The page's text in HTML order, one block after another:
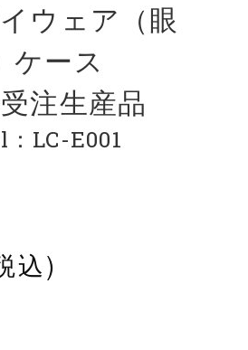
ウェア（眼
ケース
注生産品
LC-E001
込)